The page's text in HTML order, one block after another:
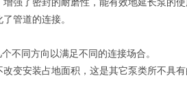
强了密封的耐磨性，能有效地延长泵的使
管道的连接。
个不同方向以满足不同的连接场合。
变安装占地面积，这是其它泵类所不具有